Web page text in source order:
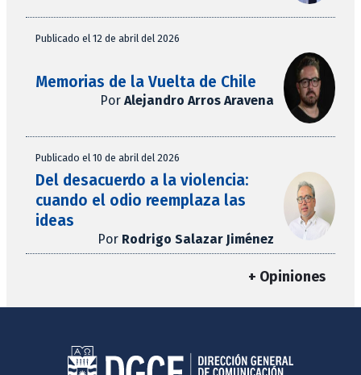
Publicado el 12 de abril del 2026
Memorias de la Vuelta de Chile
Por Alejandro Arros Aravena
Publicado el 10 de abril del 2026
Del desacuerdo a la violencia:
cuando el odio reemplaza las
ideas
Por Rodrigo Salazar Jiménez
+ Opiniones